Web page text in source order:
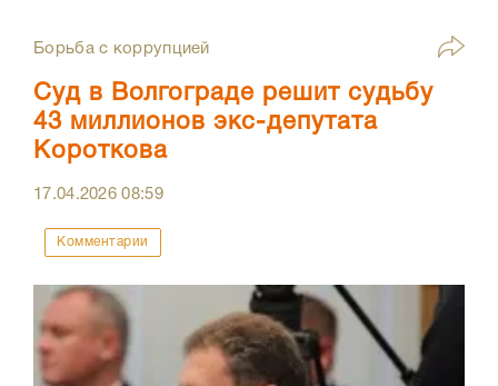
Борьба с коррупцией
Суд в Волгограде решит судьбу
43 миллионов экс-депутата
Короткова
17.04.202608:59
Комментарии